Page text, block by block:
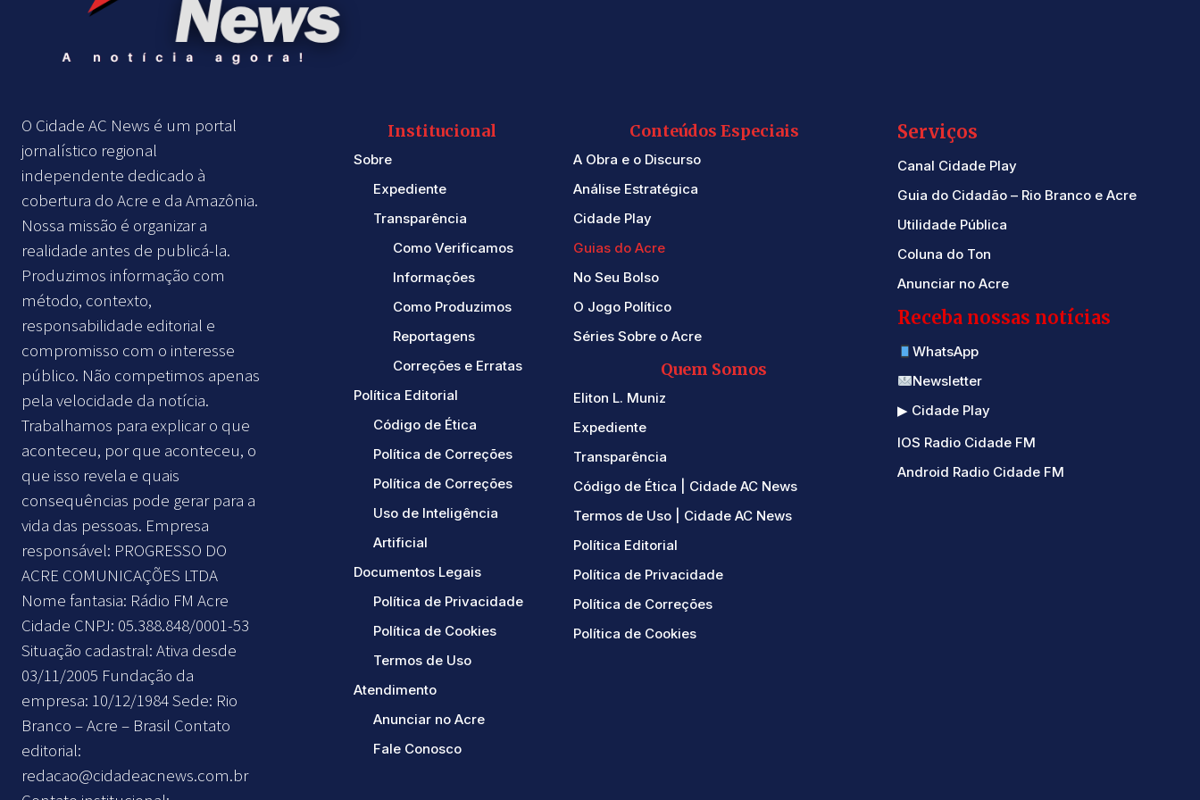
O Cidade AC News é um portal
jornalístico regional
independente dedicado à
cobertura do Acre e da Amazônia.
Nossa missão é organizar a
realidade antes de publicá-la.
Produzimos informação com
método, contexto,
responsabilidade editorial e
compromisso com o interesse
público. Não competimos apenas
pela velocidade da notícia.
Trabalhamos para explicar o que
aconteceu, por que aconteceu, o
que isso revela e quais
consequências pode gerar para a
vida das pessoas. Empresa
responsável: PROGRESSO DO
ACRE COMUNICAÇÕES LTDA
Nome fantasia: Rádio FM Acre
Cidade CNPJ: 05.388.848/0001-53
Situação cadastral: Ativa desde
03/11/2005 Fundação da
empresa: 10/12/1984 Sede: Rio
Branco – Acre – Brasil Contato
editorial:
redacao@cidadeacnews.com.br
Institucional
Sobre
Expediente
Transparência
Como Verificamos
Informações
Como Produzimos
Reportagens
Correções e Erratas
Política Editorial
Código de Ética
Política de Correções
Política de Correções
Uso de Inteligência
Artificial
Documentos Legais
Política de Privacidade
Política de Cookies
Termos de Uso
Atendimento
Anunciar no Acre
Fale Conosco
Conteúdos Especiais
A Obra e o Discurso
Análise Estratégica
Cidade Play
Guias do Acre
No Seu Bolso
O Jogo Político
Séries Sobre o Acre
Quem Somos
Eliton L. Muniz
Expediente
Transparência
Código de Ética | Cidade AC News
Termos de Uso | Cidade AC News
Política Editorial
Política de Privacidade
Política de Correções
Política de Cookies
Serviços
Canal Cidade Play
Guia do Cidadão – Rio Branco e Acre
Utilidade Pública
Coluna do Ton
Anunciar no Acre
Receba nossas notícias
WhatsApp
Newsletter
▶ Cidade Play
IOS Radio Cidade FM
Android Radio Cidade FM